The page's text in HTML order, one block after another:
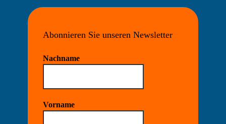
Abonnieren Sie unseren Newsletter
Nachname
Vorname